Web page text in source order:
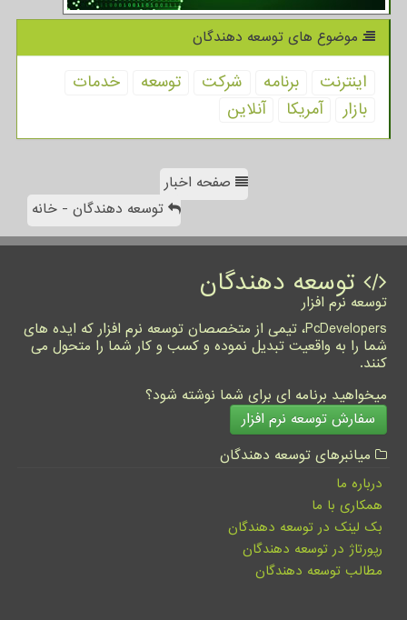
موضوع های توسعه دهندگان
اینترنت برنامه شركت توسعه
خدمات
بازار
آمریكا آنلاین
صفحه اخبار
توسعه دهندگان - خانه
توسعه دهندگان
توسعه نرم افزار
PcDevelopers، تیمی از متخصصان توسعه نرم افزار که ایده های
شما را به واقعیت تبدیل نموده و کسب و کار شما را متحول می
کنند.
میخواهید برنامه ای برای شما نوشته شود؟
سفارش توسعه نرم افزار
میانبرهای توسعه دهندگان
درباره ما
همکاری با ما
بک لینک در توسعه دهندگان
رپورتاژ در توسعه دهندگان
مطالب توسعه دهندگان